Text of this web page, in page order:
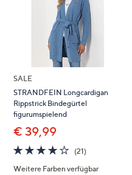
SALE
STRANDFEIN Longcardigan
Rippstrick Bindegürtel
figurumspielend
€ 39,99
3.9
von
5
(21)21
Weitere Farben verfügbar